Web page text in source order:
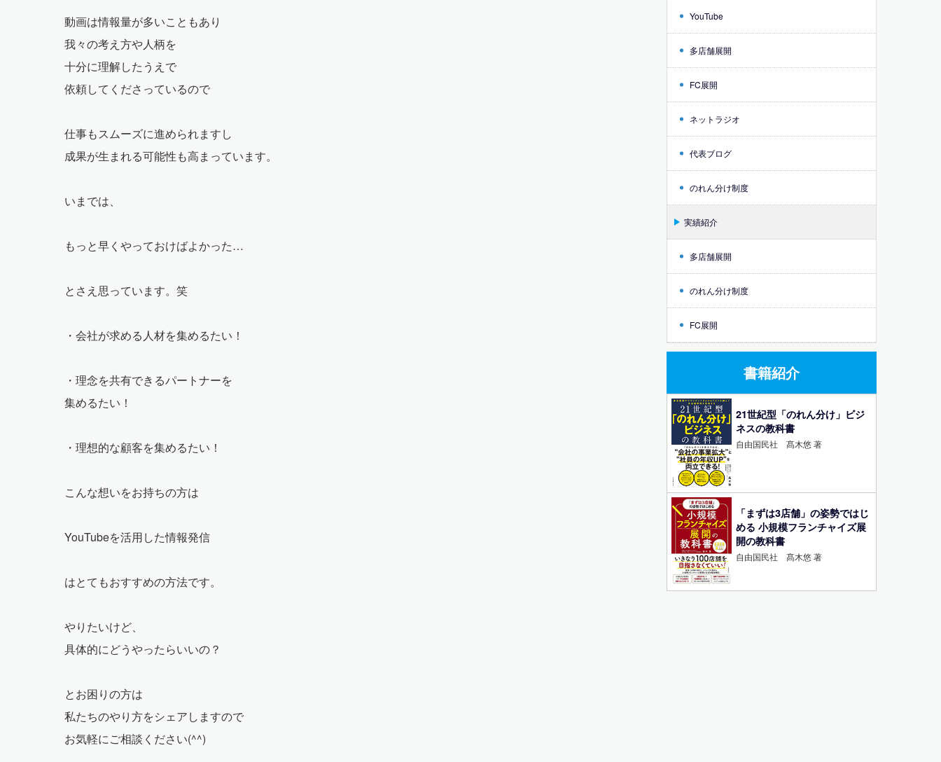
動画は情報量が多いこともあり
我々の考え方や人柄を
十分に理解したうえで
依頼してくださっているので
仕事もスムーズに進められますし
成果が生まれる可能性も高まっています。
いまでは、
もっと早くやっておけばよかった…
とさえ思っています。笑
・会社が求める人材を集めるたい！
・理念を共有できるパートナーを
集めるたい！
・理想的な顧客を集めるたい！
こんな想いをお持ちの方は
YouTubeを活用した情報発信
はとてもおすすめの方法です。
やりたいけど、
具体的にどうやったらいいの？
とお困りの方は
私たちのやり方をシェアしますので
お気軽にご相談ください(^^)
YouTube
多店舗展開
FC展開
ネットラジオ
代表ブログ
のれん分け制度
実績紹介
多店舗展開
のれん分け制度
FC展開
書籍紹介
21世紀型「のれん分け」ビジ
ネスの教科書
自由国民社 髙木悠 著
「まずは3店舗」の姿勢ではじ
める 小規模フランチャイズ展
開の教科書
自由国民社 髙木悠 著